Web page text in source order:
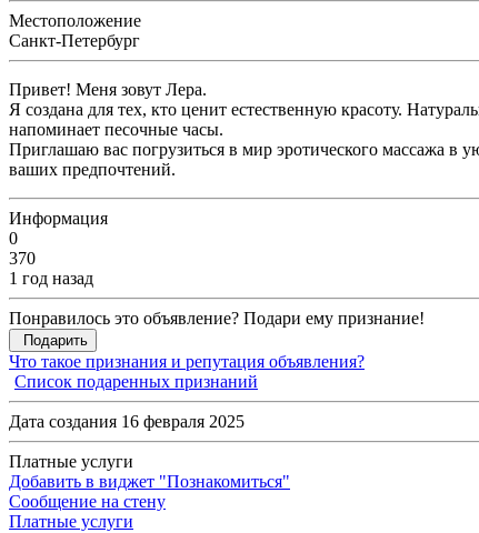
Местоположение
Санкт-Петербург
Привет! Меня зовут Лера.
Я создана для тех, кто ценит естественную красоту.
напоминает песочные часы.
Приглашаю вас погрузиться в мир эротического массажа в
ваших предпочтений.
Информация
0
370
1 год назад
Понравилось это объявление? Подари ему признание!
Подарить
Что такое признания и репутация объявления?
Список подаренных признаний
Дата создания 16 февраля 2025
Платные услуги
Добавить в виджет "Познакомиться"
Сообщение на стену
Платные услуги